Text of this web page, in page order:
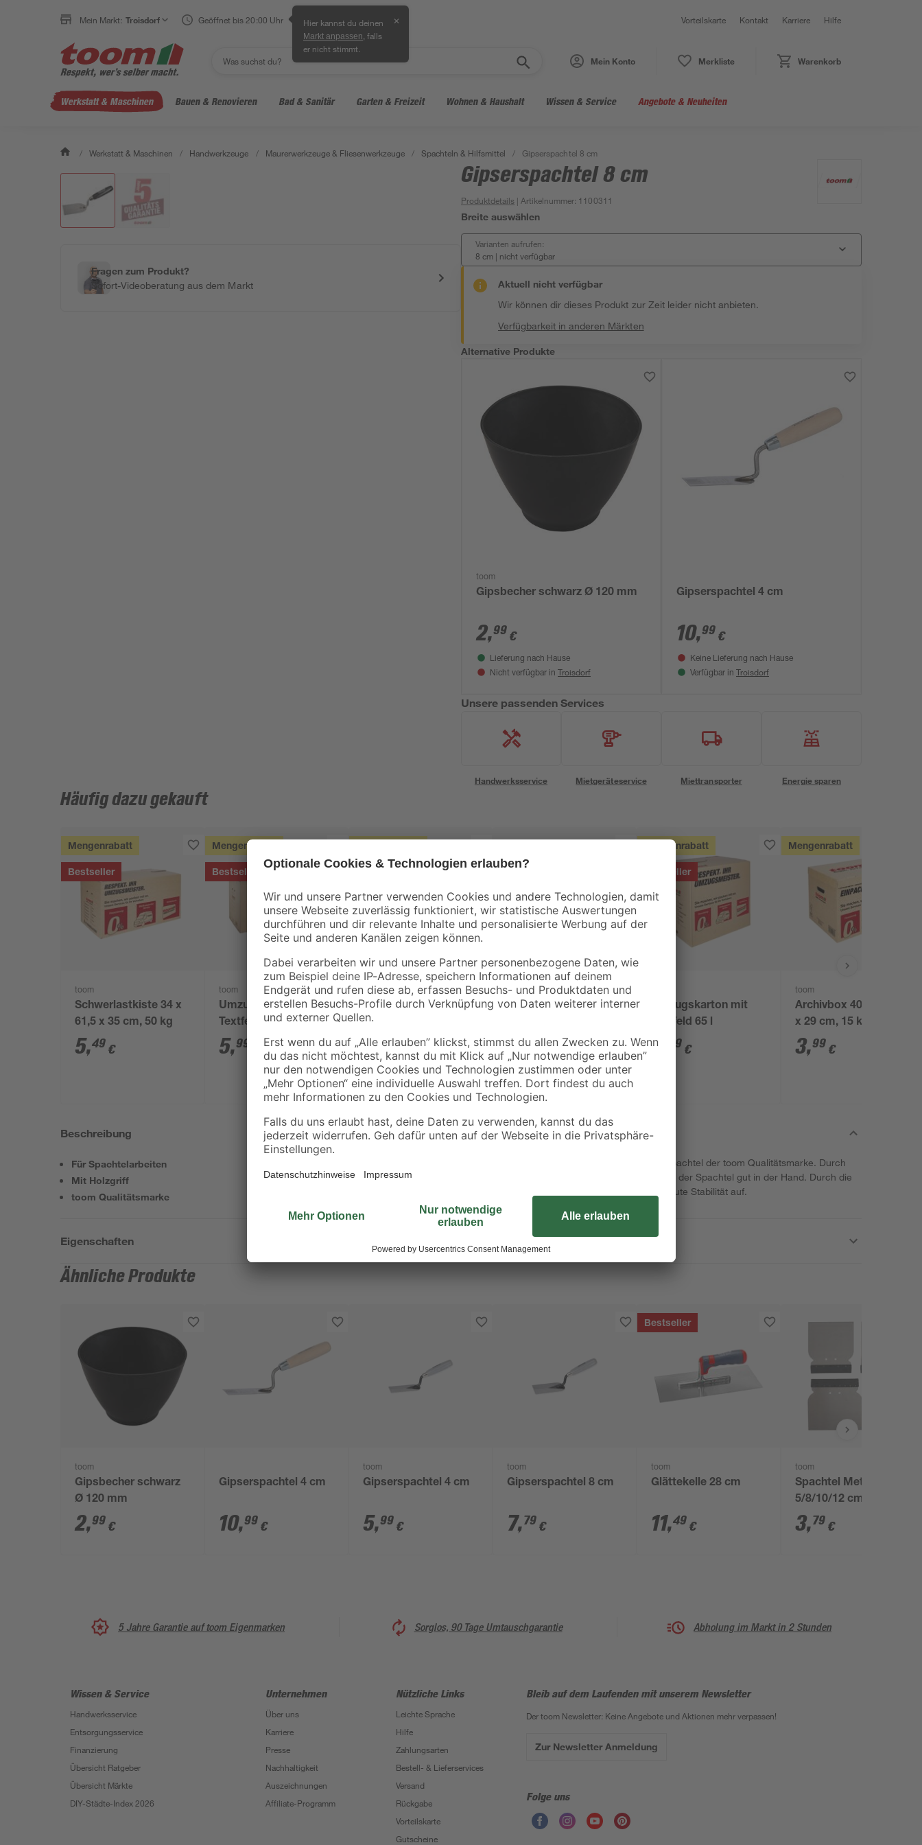
Mein Markt: Troisdorf Geöffnet bis 20:00 Uhr Hier kannst du deinen
Markt anpassen , falls
er nicht stimmt.
✕ Vorteilskarte Kontakt Karriere Hilfe
Mein Konto Merkliste Warenkorb
Werkstatt & Maschinen Bauen & Renovieren Bad & Sanitär Garten & Freizeit Wohnen & Haushalt Wissen & Service Angebote & Neuheiten
/ Werkstatt & Maschinen / Handwerkzeuge / Maurerwerkzeuge & Fliesenwerkzeuge / Spachteln & Hilfsmittel / Gipserspachtel 8 cm
Fragen zum Produkt?
Sofort-Videoberatung aus dem Markt
Gipserspachtel 8 cm
Produktdetails | Artikelnummer: 1100311
Breite auswählen
Varianten aufrufen:
8 cm | nicht verfügbar
Aktuell nicht verfügbar
Wir können dir dieses Produkt zur Zeit leider nicht anbieten.
Verfügbarkeit in anderen Märkten
Alternative Produkte
toom
Gipsbecher schwarz Ø 120 mm
2,99 €
Lieferung nach Hause
Nicht verfügbar in Troisdorf
Gipserspachtel 4 cm
10,99 €
Keine Lieferung nach Hause
Verfügbar in Troisdorf
Unsere passenden Services
Handwerksservice Mietgeräteservice Miettransporter Energie sparen
Häufig dazu gekauft
Mengenrabatt
Bestseller
toom
Schwerlastkiste 34 x
61,5 x 35 cm, 50 kg
5,49 €
Mengenrabatt
Bestseller
toom
Umzugskarton mit
Textfeld 120 l Traglast
50 kg
5,99
Umzugskarton 50 l,
Belastbarkeit 15 kg
2,29€
toom
Packseide grau 50 x
4,59€
Mengenrabatt
Bestseller
Umzugskarton mit
Textfeld 65 l
3 99 €
Mengenrabatt
toom
Archivbox 40,6 x 32,2
x 29 cm, 15 kg
3,99 €
Beschreibung
Für Spachtelarbeiten
Mit Holzgriff
toom Qualitätsmarke
Nutzen Sie für Spachtelarbeiten diesen Gipserspachtel der toom Qualitätsmarke. Durch
das ergonomische Design und den Holzgriff liegt der Spachtel gut in der Hand. Durch die
Herstellung aus Metall weist der Spachtel eine gute Stabilität auf.
Eigenschaften
Ähnliche Produkte
toom
Gipsbecher schwarz
Ø 120 mm
2,99 €
Gipserspachtel 4 cm
10,99 €
toom
Gipserspachtel 4 cm
5,99 €
toom
Gipserspachtel 8 cm
7,79 €
Bestseller
toom
Glättekelle 28 cm
11,49 €
toom
Spachtel Metall
5/8/10/12 cm 4 Stück
3,79 €
5 Jahre Garantie auf toom Eigenmarken Sorglos, 90 Tage Umtauschgarantie Abholung im Markt in 2 Stunden
Wissen & Service
Handwerksservice
Entsorgungsservice
Finanzierung
Übersicht Ratgeber
Übersicht Märkte
DIY-Städte-Index 2026
Unternehmen
Über uns
Karriere
Presse
Nachhaltigkeit
Auszeichnungen
Affiliate-Programm
Nützliche Links
Leichte Sprache
Hilfe
Zahlungsarten
Bestell- & Lieferservices
Versand
Rückgabe
Vorteilskarte
Gutscheine
Bleib auf dem Laufenden mit unserem Newsletter
Der toom Newsletter: Keine Angebote und Aktionen mehr verpassen!
Zur Newsletter Anmeldung
Folge uns